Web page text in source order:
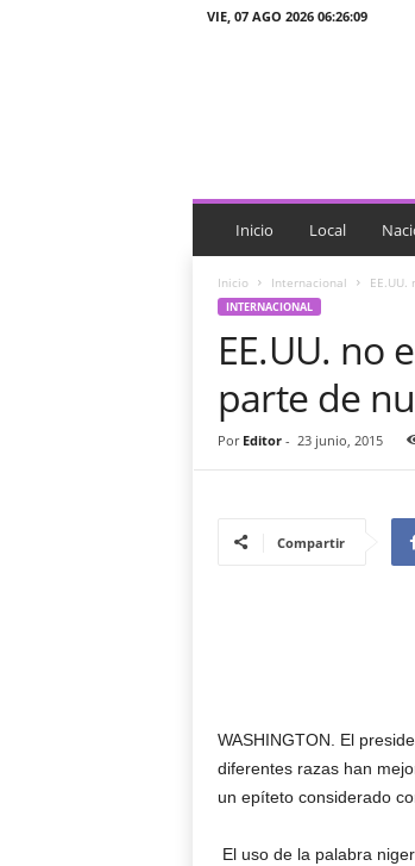
VIE, 07 AGO 2026 06:26:09
c
a
Inicio Local
Inicio Internacional
INTERNACIONAL
EE.UU. no
parte de
Por Editor- 23 junio, 2015
Compartir
WASHINGTON. El
diferentes razas han
un epíteto considerado
El uso de la palabra